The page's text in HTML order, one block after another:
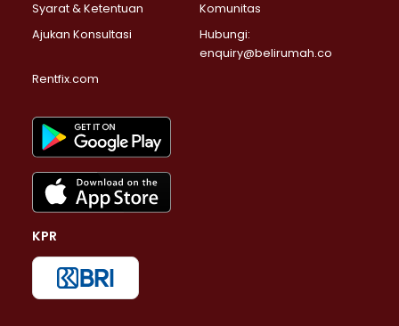
Syarat & Ketentuan
Komunitas
Ajukan Konsultasi
Hubungi:
enquiry@belirumah.co
Rentfix.com
KPR